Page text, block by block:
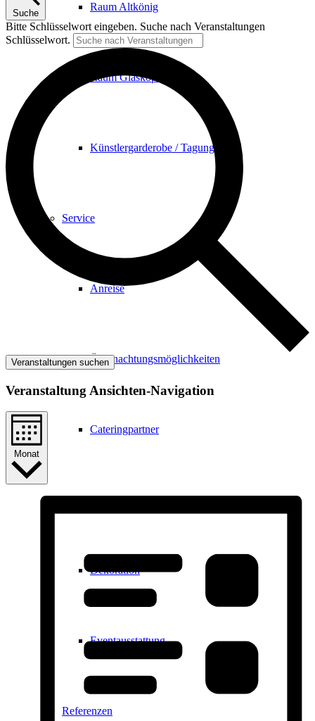
Raum Altkönig
Raum Glaskopf
Künstlergarderobe / Tagungsbüro
Service
Anreise
Übernachtungsmöglichkeiten
Cateringpartner
Technikpartner
Dekoration
Eventausstattung
Referenzen
Suche
Bitte Schlüsselwort eingeben. Suche nach Veranstaltungen
Schlüsselwort.
Veranstaltungen suchen
Veranstaltung Ansichten-Navigation
Monat